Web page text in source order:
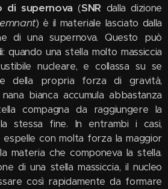
di supernova (SNR dalla dizione
) è il materiale lasciato dalla
di una supernova. Questo può
quando una stella molto massiccia
nucleare, e collassa su se
della propria forza di gravità,
bianca accumula abbastanza
compagna da raggiungere la
stessa fine. In entrambi i casi,
espelle con molta forza la maggior
che componeva la stella.
di una stella massiccia, il nucleo
così rapidamente da formare